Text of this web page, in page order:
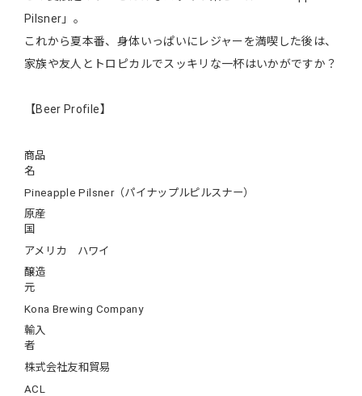
Pilsner」。
これから夏本番、身体いっぱいにレジャーを満喫した後は、
家族や友人とトロピカルでスッキリな一杯はいかがですか？
【Beer Profile】
商品
名
Pineapple Pilsner（パイナップルピルスナー）
原産
国
アメリカ ハワイ
醸造
元
Kona Brewing Company
輸入
者
株式会社友和貿易
ACL